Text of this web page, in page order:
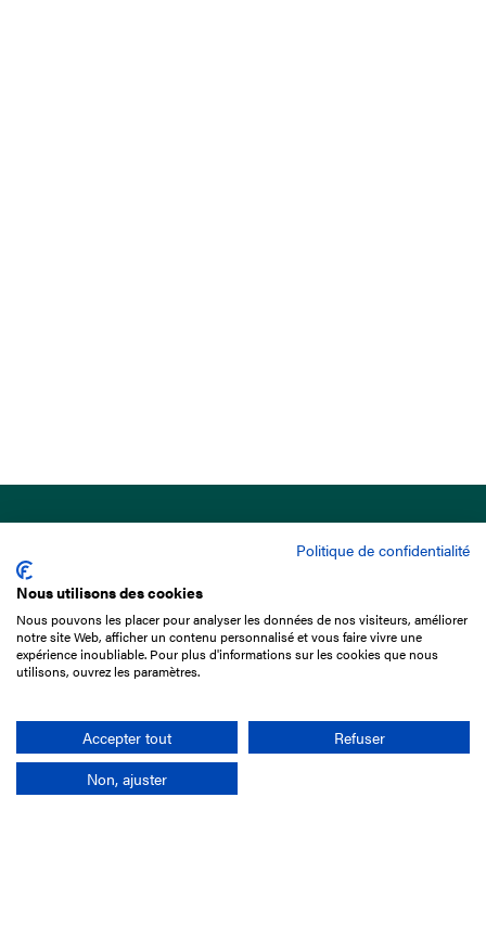
15 Boulevard de Douaumont
75017 Paris
01 49 10 20 29
Rechercher
Politique de confidentialité
Nous utilisons des cookies
Nous pouvons les placer pour analyser les données de nos visiteurs, améliorer
notre site Web, afficher un contenu personnalisé et vous faire vivre une
expérience inoubliable. Pour plus d'informations sur les cookies que nous
utilisons, ouvrez les paramètres.
Accepter tout
Refuser
Non, ajuster